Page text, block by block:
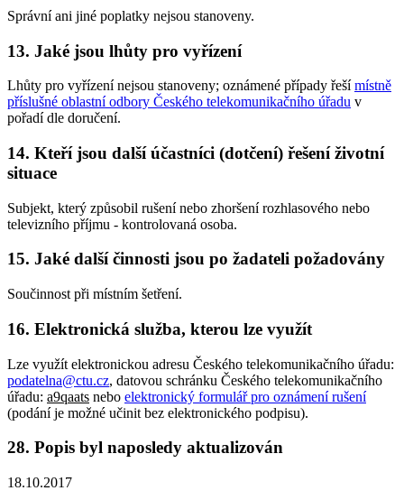
Správní ani jiné poplatky nejsou stanoveny.
13. Jaké jsou lhůty pro vyřízení
Lhůty pro vyřízení nejsou stanoveny; oznámené případy řešímístně
příslušné oblastní odbory Českého telekomunikačního úřadu v
pořadí dle doručení.
14. Kteří jsou další účastníci (dotčení) řešení životní
situace
Subjekt, který způsobil rušení nebo zhoršení rozhlasového nebo
televizního příjmu - kontrolovaná osoba.
15. Jaké další činnosti jsou po žadateli požadovány
Součinnost při místním šetření.
16. Elektronická služba, kterou lze využít
Lze využít elektronickou adresu Českého telekomunikačního úřadu:
podatelna@ctu.cz, datovou schránku Českého telekomunikačního
úřadu: a9qaats nebo elektronický formulář pro oznámení rušení
(podání je možné učinit bez elektronického podpisu).
28. Popis byl naposledy aktualizován
18.10.2017